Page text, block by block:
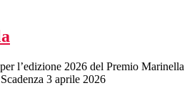
l’edizione 2026 del Premio Marinella
3 aprile 2026